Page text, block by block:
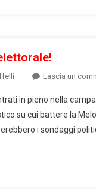
Lascia un
in pieno nella
su cui battere la
i sondaggi